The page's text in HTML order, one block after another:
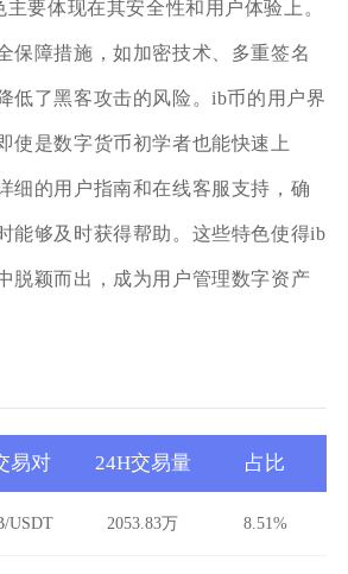
要体现在其安全性和用户体验上。
保障措施，如加密技术、多重签名
低了黑客攻击的风险。ib币的用户界
使是数字货币初学者也能快速上
细的用户指南和在线客服支持，确
能够及时获得帮助。这些特色使得ib
脱颖而出，成为用户管理数字资产
易对 24H交易量 占比
USDT 2053.83万 8.51%